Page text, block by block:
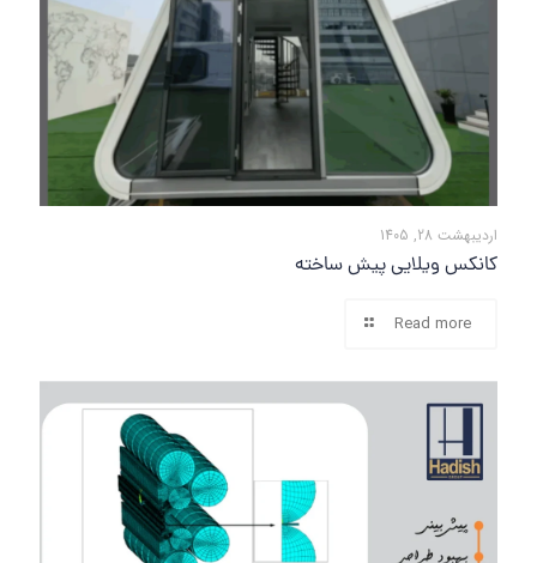
اردیبهشت 28, 1405
کانکس ویلایی پیش ساخته
Read more